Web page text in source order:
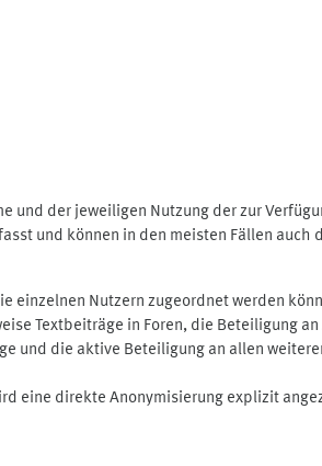
und der jeweiligen Nutzung der zur
und können in den meisten Fällen auch
einzelnen Nutzern zugeordnet werden
Textbeiträge in Foren, die Beteiligung
und die aktive Beteiligung an allen
eine direkte Anonymisierung explizit